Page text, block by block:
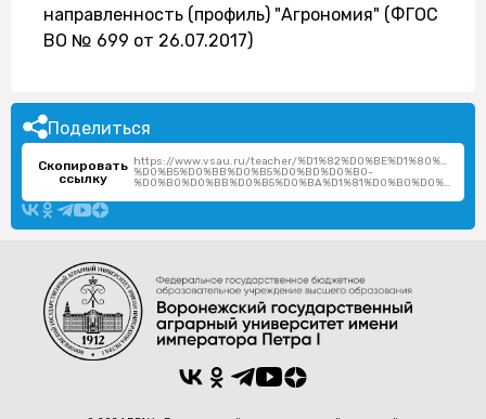
направленность (профиль) "Агрономия" (ФГОС
ВО № 699 от 26.07.2017)
Поделиться
Скопировать
ссылку
https://www.vsau.ru/teacher/
%D0%B5%D0%BB%D0%B5%D0%BD%D0%B0-
%D0%B0%D0%BB%D0%B5%D0%BA%D1%81%D0%B0%D0%BD%D0%B4%D1%80%D0%BE%D0%B2%D0%BD%D0%B0/